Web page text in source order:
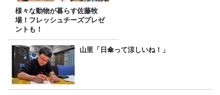
様々な動物が暮らす佐藤牧
場！フレッシュチーズプレゼ
ントも！
山里「日傘って涼しいね！」